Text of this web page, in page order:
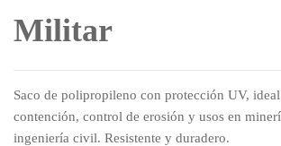
Militar
Saco de polipropileno con protección UV,
contención, control de erosión y usos en
ingeniería civil. Resistente y duradero.